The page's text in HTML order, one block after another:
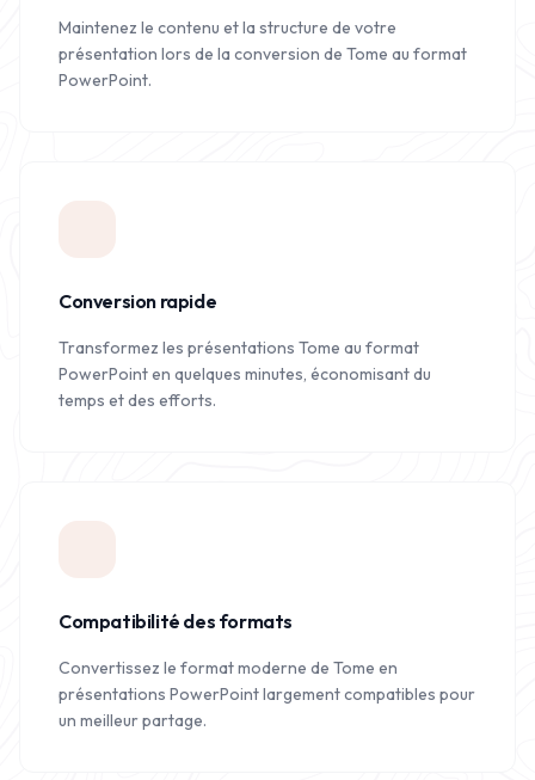
Maintenez le contenu et la structure de votre
présentation lors de la conversion de Tome au format
PowerPoint.
Conversion rapide
Transformez les présentations Tome au format
PowerPoint en quelques minutes, économisant du
temps et des efforts.
Compatibilité des formats
Convertissez le format moderne de Tome en
présentations PowerPoint largement compatibles pour
un meilleur partage.